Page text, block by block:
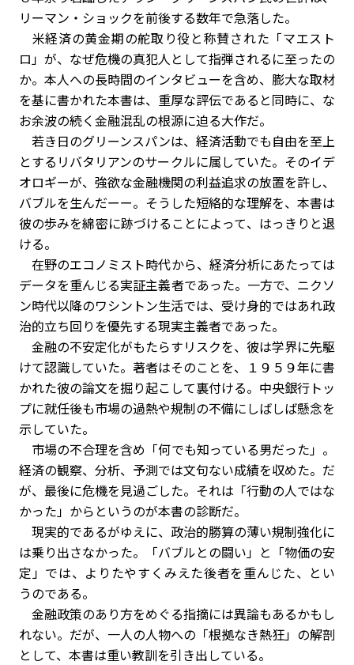
リーマン・ショックを前後する数年で急落した。
米経済の黄金期の舵取り役と称賛された「マエスト
ロ」が、なぜ危機の真犯人として指弾されるに至ったの
か。本人への長時間のインタビューを含め、膨大な取材
を基に書かれた本書は、重厚な評伝であると同時に、な
お余波の続く金融混乱の根源に迫る大作だ。
若き日のグリーンスパンは、経済活動でも自由を至上
とするリバタリアンのサークルに属していた。そのイデ
オロギーが、強欲な金融機関の利益追求の放置を許し、
バブルを生んだーー。そうした短絡的な理解を、本書は
彼の歩みを綿密に跡づけることによって、はっきりと退
ける。
在野のエコノミスト時代から、経済分析にあたっては
データを重んじる実証主義者であった。一方で、ニクソ
ン時代以降のワシントン生活では、受け身的ではあれ政
治的立ち回りを優先する現実主義者であった。
金融の不安定化がもたらすリスクを、彼は学界に先駆
けて認識していた。著者はそのことを、１９５９年に書
かれた彼の論文を掘り起こして裏付ける。中央銀行トッ
プに就任後も市場の過熱や規制の不備にしばしば懸念を
示していた。
市場の不合理を含め「何でも知っている男だった」。
経済の観察、分析、予測では文句ない成績を収めた。だ
が、最後に危機を見過ごした。それは「行動の人ではな
かった」からというのが本書の診断だ。
現実的であるがゆえに、政治的勝算の薄い規制強化に
は乗り出さなかった。「バブルとの闘い」と「物価の安
定」では、よりたやすくみえた後者を重んじた、とい
うのである。
金融政策のあり方をめぐる指摘には異論もあるかもし
れない。だが、一人の人物への「根拠なき熱狂」の解剖
として、本書は重い教訓を引き出している。